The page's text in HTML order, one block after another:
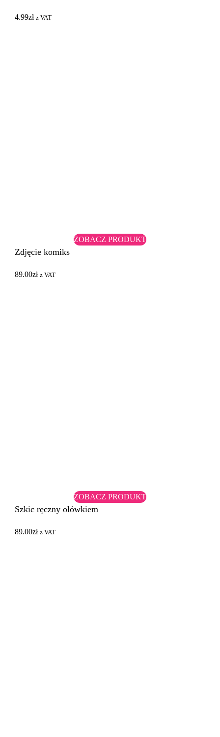
4.99zł z VAT
ZOBACZ PRODUKT
Zdjęcie komiks
89.00zł z VAT
ZOBACZ PRODUKT
Szkic ręczny ołówkiem
89.00zł z VAT